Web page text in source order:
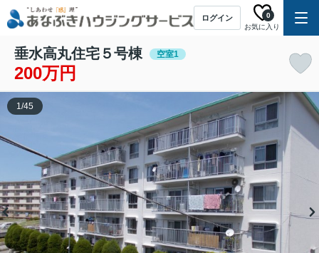
ログイン
お気に入り
0
垂水高丸住宅５号棟 空室1
200万円
1/45